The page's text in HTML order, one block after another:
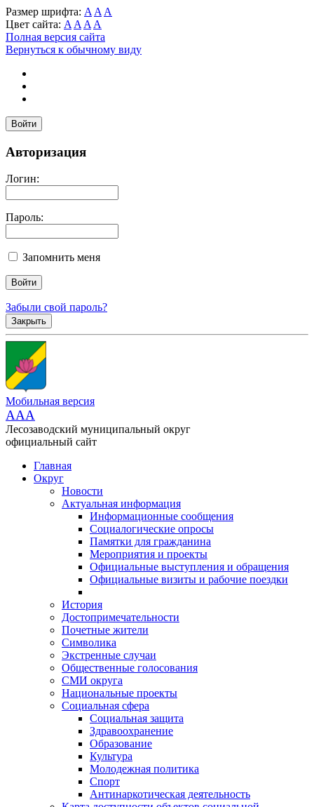
Размер шрифта: A A A
Цвет сайта: A A A A
Полная версия сайта
Вернуться к обычному виду
Войти
Авторизация
Логин:
Пароль:
Запомнить меня
Забыли свой пароль?
Закрыть
Мобильная версия
AAA
Лесозаводский муниципальный округ
официальный сайт
Главная
Округ
Новости
Актуальная информация
Информационные сообщения
Социалогические опросы
Памятки для гражданина
Мероприятия и проекты
Официальные выступления и обращения
Официальные визиты и рабочие поездки
История
Достопримечательности
Почетные жители
Символика
Экстренные случаи
Общественные голосования
СМИ округа
Национальные проекты
Социальная сфера
Социальная защита
Здравоохранение
Образование
Культура
Молодежная политика
Спорт
Антинаркотическая деятельность